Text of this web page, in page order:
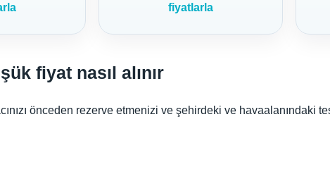
fiyatlarla
fiyat nasıl alınır
önceden rezerve etmenizi ve şehirdeki ve havaalanındaki